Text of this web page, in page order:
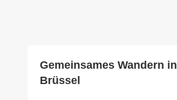
Gemeinsames Wandern in
Brüssel